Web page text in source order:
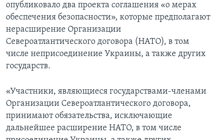
опубликовало два проекта соглашения «о мерах
обеспечения безопасности», которые предполагают
нерасширение Организации
Североатлантического договора (НАТО), в том
числе неприсоединение Украины, а также других
государств.
«Участники, являющиеся государствами-членами
Организации Североатлантического договора,
принимают обязательства, исключающие
дальнейшее расширение НАТО, в том числе